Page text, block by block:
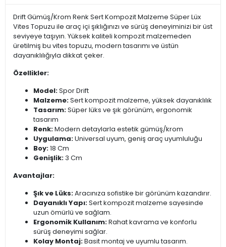
Drift Gümüş/Krom Renk Sert Kompozit Malzeme Süper Lüx
Vites Topuzu ile araç içi şıklığınızı ve sürüş deneyiminizi bir üst
seviyeye taşıyın. Yüksek kaliteli kompozit malzemeden
üretilmiş bu vites topuzu, modern tasarımı ve üstün
dayanıklılığıyla dikkat çeker.
Özellikler:
Model:Spor Drift
Malzeme:Sert kompozit malzeme, yüksek dayanıklılık
Tasarım:Süper lüks ve şık görünüm, ergonomik
tasarım
Renk:Modern detaylarla estetik gümüş/krom
Uygulama:Universal uyum, geniş araç uyumluluğu
Boy:18 Cm
Genişlik:3 Cm
Avantajlar:
Şık ve Lüks:Aracınıza sofistike bir görünüm kazandırır.
Dayanıklı Yapı:Sert kompozit malzeme sayesinde
uzun ömürlü ve sağlam.
Ergonomik Kullanım:Rahat kavrama ve konforlu
sürüş deneyimi sağlar.
Kolay Montaj:Basit montaj ve uyumlu tasarım.